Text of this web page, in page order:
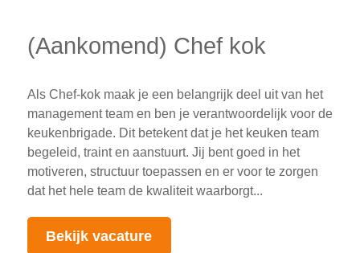
(Aankomend) Chef kok
Als Chef-kok maak je een belangrijk deel uit van het
management team en ben je verantwoordelijk voor de
keukenbrigade. Dit betekent dat je het keuken team
begeleid, traint en aanstuurt. Jij bent goed in het
motiveren, structuur toepassen en er voor te zorgen
dat het hele team de kwaliteit waarborgt...
Bekijk vacature